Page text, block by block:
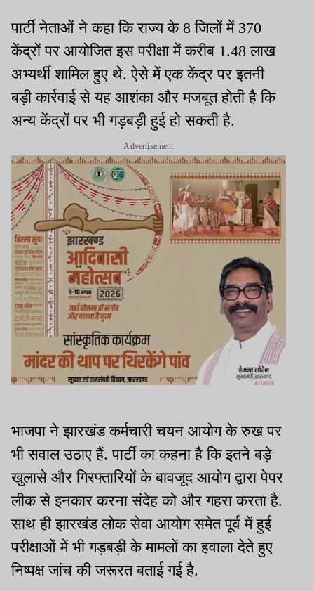
पार्टी नेताओं ने कहा कि राज्य के 8 जिलों में 370
केंद्रों पर आयोजित इस परीक्षा में करीब 1.48 लाख
अभ्यर्थी शामिल हुए थे. ऐसे में एक केंद्र पर इतनी
बड़ी कार्रवाई से यह आशंका और मजबूत होती है कि
अन्य केंद्रों पर भी गड़बड़ी हुई हो सकती है.
Advertisement
भाजपा ने झारखंड कर्मचारी चयन आयोग के रुख पर
भी सवाल उठाए हैं. पार्टी का कहना है कि इतने बड़े
खुलासे और गिरफ्तारियों के बावजूद आयोग द्वारा पेपर
लीक से इनकार करना संदेह को और गहरा करता है.
साथ ही झारखंड लोक सेवा आयोग समेत पूर्व में हुई
परीक्षाओं में भी गड़बड़ी के मामलों का हवाला देते हुए
निष्पक्ष जांच की जरूरत बताई गई है.